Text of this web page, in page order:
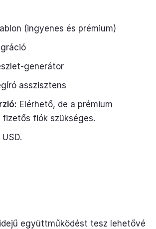
(ingyenes és prémium)
generátor
asszisztens
Elérhető, de a prémium
fizetős fiók szükséges.
USD.
együttműködést tesz lehetővé